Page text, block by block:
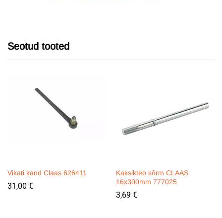
Seotud tooted
Vikati kand Claas 626411
31,00 €
Kaksikteo sõrm CLAAS
16x300mm 777025
3,69 €